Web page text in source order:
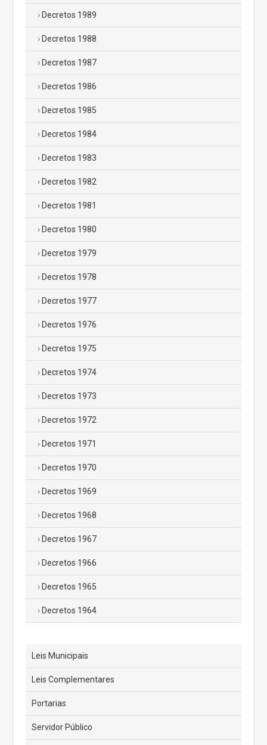
Decretos 1989
Decretos 1988
Decretos 1987
Decretos 1986
Decretos 1985
Decretos 1984
Decretos 1983
Decretos 1982
Decretos 1981
Decretos 1980
Decretos 1979
Decretos 1978
Decretos 1977
Decretos 1976
Decretos 1975
Decretos 1974
Decretos 1973
Decretos 1972
Decretos 1971
Decretos 1970
Decretos 1969
Decretos 1968
Decretos 1967
Decretos 1966
Decretos 1965
Decretos 1964
Leis Municipais
Leis Complementares
Portarias
Servidor Público